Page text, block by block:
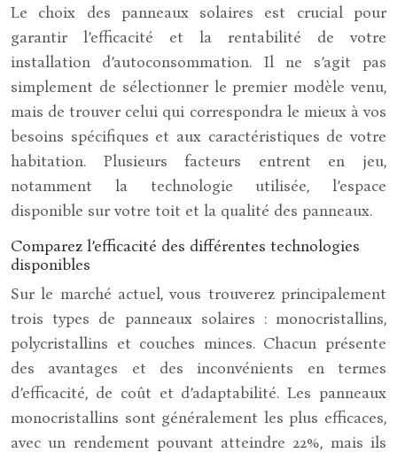
Le choix des panneaux solaires est crucial pour
garantir l’efficacité et la rentabilité de votre
installation d’autoconsommation. Il ne s’agit pas
simplement de sélectionner le premier modèle venu,
mais de trouver celui qui correspondra le mieux à vos
besoins spécifiques et aux caractéristiques de votre
habitation. Plusieurs facteurs entrent en jeu,
notamment la technologie utilisée, l’espace
disponible sur votre toit et la qualité des panneaux.
Comparez l’efficacité des différentes technologies
disponibles
Sur le marché actuel, vous trouverez principalement
trois types de panneaux solaires : monocristallins,
polycristallins et couches minces. Chacun présente
des avantages et des inconvénients en termes
d’efficacité, de coût et d’adaptabilité. Les panneaux
monocristallins sont généralement les plus efficaces,
avec un rendement pouvant atteindre 22%, mais ils